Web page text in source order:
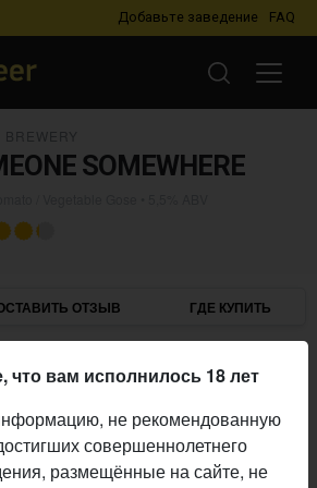
Добавьте заведение FAQ
SOMEWHERE
ОТЗЫВ ГДЕ КУПИТЬ
что вам исполнилось 18 лет
не рекомендованную
совершеннолетнего
размещённые на сайте, не